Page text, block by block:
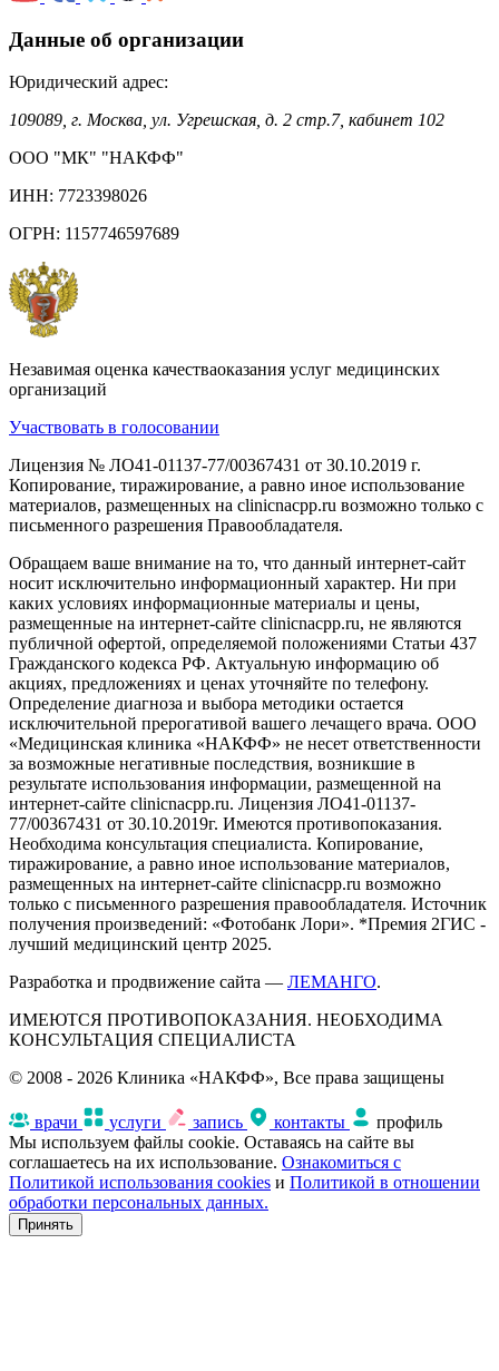
Данные об организации
Юридический адрес:
109089, г. Москва, ул. Угрешская, д. 2 стр.7, кабинет 102
ООО "МК" "НАКФФ"
ИНН: 7723398026
ОГРН: 1157746597689
Незавимая оценка качестваоказания услуг медицинских
организаций
Участвовать в голосовании
Лицензия № ЛО41-01137-77/00367431 от 30.10.2019 г.
Копирование, тиражирование, а равно иное использование
материалов, размещенных на clinicnacpp.ru возможно только с
письменного разрешения Правообладателя.
Обращаем ваше внимание на то, что данный интернет-сайт
носит исключительно информационный характер. Ни при
каких условиях информационные материалы и цены,
размещенные на интернет-сайте clinicnacpp.ru, не являются
публичной офертой, определяемой положениями Статьи 437
Гражданского кодекса РФ. Актуальную информацию об
акциях, предложениях и ценах уточняйте по телефону.
Определение диагноза и выбора методики остается
исключительной прерогативой вашего лечащего врача. ООО
«Медицинская клиника «НАКФФ» не несет ответственности
за возможные негативные последствия, возникшие в
результате использования информации, размещенной на
интернет-сайте clinicnacpp.ru. Лицензия ЛО41-01137-
77/00367431 от 30.10.2019г. Имеются противопоказания.
Необходима консультация специалиста. Копирование,
тиражирование, а равно иное использование материалов,
размещенных на интернет-сайте clinicnacpp.ru возможно
только с письменного разрешения правообладателя. Источник
получения произведений: «Фотобанк Лори». *Премия 2ГИС -
лучший медицинский центр 2025.
Разработка и продвижение сайта — ЛЕМАНГО.
ИМЕЮТСЯ ПРОТИВОПОКАЗАНИЯ. НЕОБХОДИМА
КОНСУЛЬТАЦИЯ СПЕЦИАЛИСТА
© 2008 - 2026 Клиника «НАКФФ», Все права защищены
врачи услуги запись контакты
профиль
Мы используем файлы cookie. Оставаясь на сайте вы
соглашаетесь на их использование. Ознакомиться с
Политикой использования cookies и Политикой в отношении
обработки персональных данных.
Принять